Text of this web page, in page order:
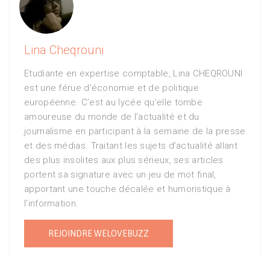
Lina Cheqrouni
Etudiante en expertise comptable, Lina CHEQROUNI
est une férue d’économie et de politique
européenne. C’est au lycée qu’elle tombe
amoureuse du monde de l’actualité et du
journalisme en participant à la semaine de la presse
et des médias. Traitant les sujets d’actualité allant
des plus insolites aux plus sérieux, ses articles
portent sa signature avec un jeu de mot final,
apportant une touche décalée et humoristique à
l’information.
REJOINDRE WELOVEBUZZ